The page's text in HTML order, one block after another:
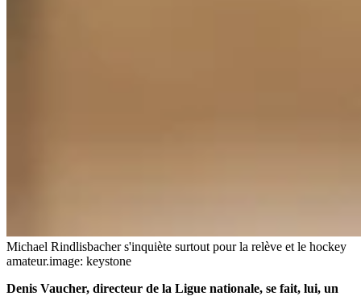
Michael Rindlisbacher s'inquiète surtout pour la relève et le hockey
amateur.image: keystone
Denis Vaucher, directeur de la Ligue nationale, se fait, lui, un